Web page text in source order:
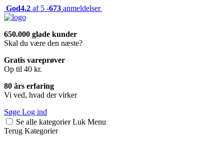
God4.2 af 5 -673 anmeldelser
650.000 glade kunder
Skal du være den næste?
Gratis vareprøver
Op til 40 kr.
80 års erfaring
Vi ved, hvad der virker
Søge Log ind
Se alle kategorier Luk Menu
Terug Kategorier